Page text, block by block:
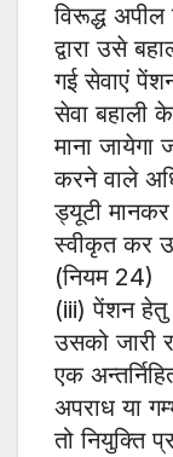
विरूद्ध अपील
द्वारा उसे
गई सेवाएं
सेवा बहाली
माना
करने वाले
ड्यूटी
स्वीकृत कर
(नियम 24)
(iii) पेंशन हेतु
उसको जारी
एक
अपराध या
तो नियुक्ति